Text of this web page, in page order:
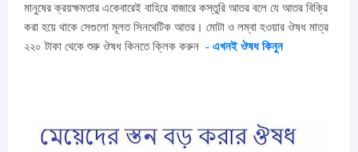
মানুষের ক্রয়ক্ষমতার একেবারেই বাহিরে বাজারে কস্তুরি আতর বলে যে আতর বিক্রি
করা হয়ে থাকে সেগুলো মূলত সিনথেটিক আতর। মোটা ও লম্বা হওয়ার ঔষধ মাত্র
২২০ টাকা থেকে শুরু ঔষধ কিনতে ক্লিক করুন - এখনই ঔষধ কিনুন